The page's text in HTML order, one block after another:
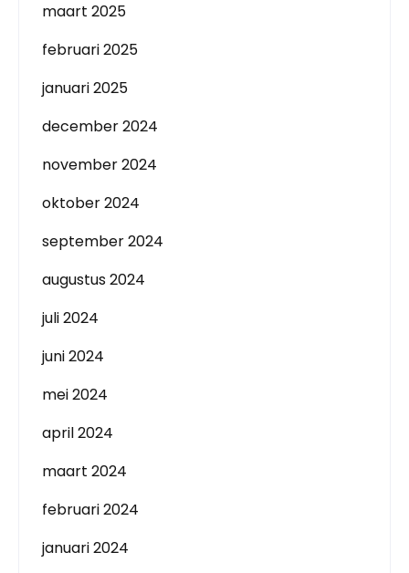
maart 2025
februari 2025
januari 2025
december 2024
november 2024
oktober 2024
september 2024
augustus 2024
juli 2024
juni 2024
mei 2024
april 2024
maart 2024
februari 2024
januari 2024